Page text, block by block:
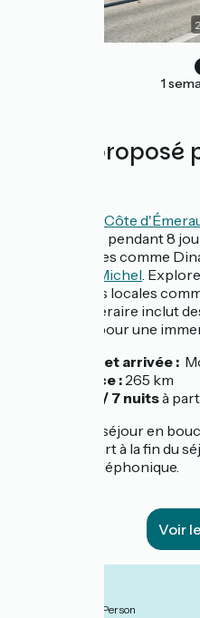
2
1
Séjour proposé
Côte
Vélomaritime pendant 8
emblématiques comme
Mont-Saint-Michel.
les spécialités locales
crêpes. L’itinéraire inclut
Dol à Dinan, pour une
Départ et arrivée :
Distance : 265 km
8 jours / 7 nuitsà
un séjour en
point de départ à la fin du
assistance téléphonique.
Voir
pro Person